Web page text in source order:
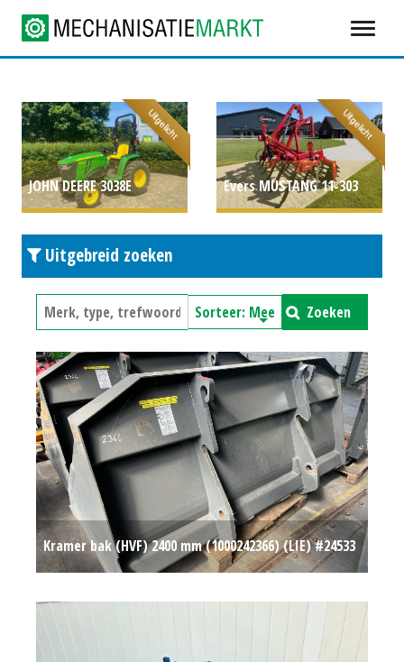
JOHN DEERE 3038E
#777845
P.O.A.
Uitgelicht
Evers MUSTANG 11-303
Uitgelicht
Uitgebreid zoeken
Zoeken
Kramer bak (HVF) 2400 mm (1000242366) (LIE) #24533